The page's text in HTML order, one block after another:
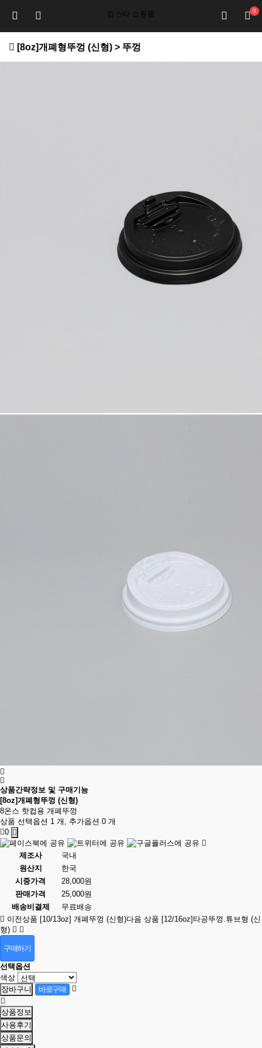
컵스타 쇼핑몰 0
[8oz]개폐형뚜껑 (신형) > 뚜껑
상품간략정보 및 구매기능
[8oz]개폐형뚜껑 (신형)
8온스 핫컵용 개폐뚜껑
상품 선택옵션 1 개, 추가옵션 0 개
0
제조사
국내
원산지
한국
시중가격
28,000원
판매가격
25,000원
배송비결제
무료배송
이전상품 [10/13oz] 개폐뚜껑 (신형)다음 상품 [12/16oz]타공뚜껑.튜브형 (신
형)
구매하기
선택옵션
색상
상품정보
사용후기
상품문의